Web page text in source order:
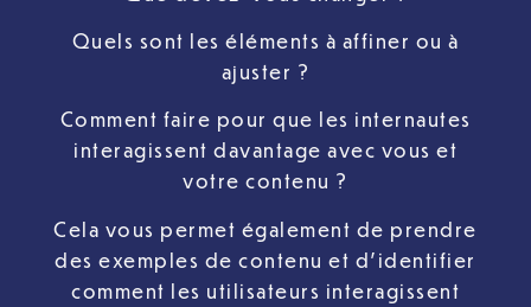
Quels sont les éléments à affiner ou à
ajuster ?
Comment faire pour que les internautes
interagissent davantage avec vous et
votre contenu ?
Cela vous permet également de prendre
des exemples de contenu et d’identifier
comment les utilisateurs interagissent